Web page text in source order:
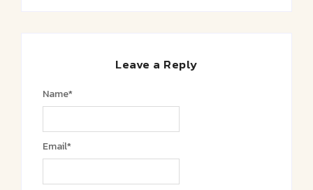
Leave a Reply
Name*
Email*